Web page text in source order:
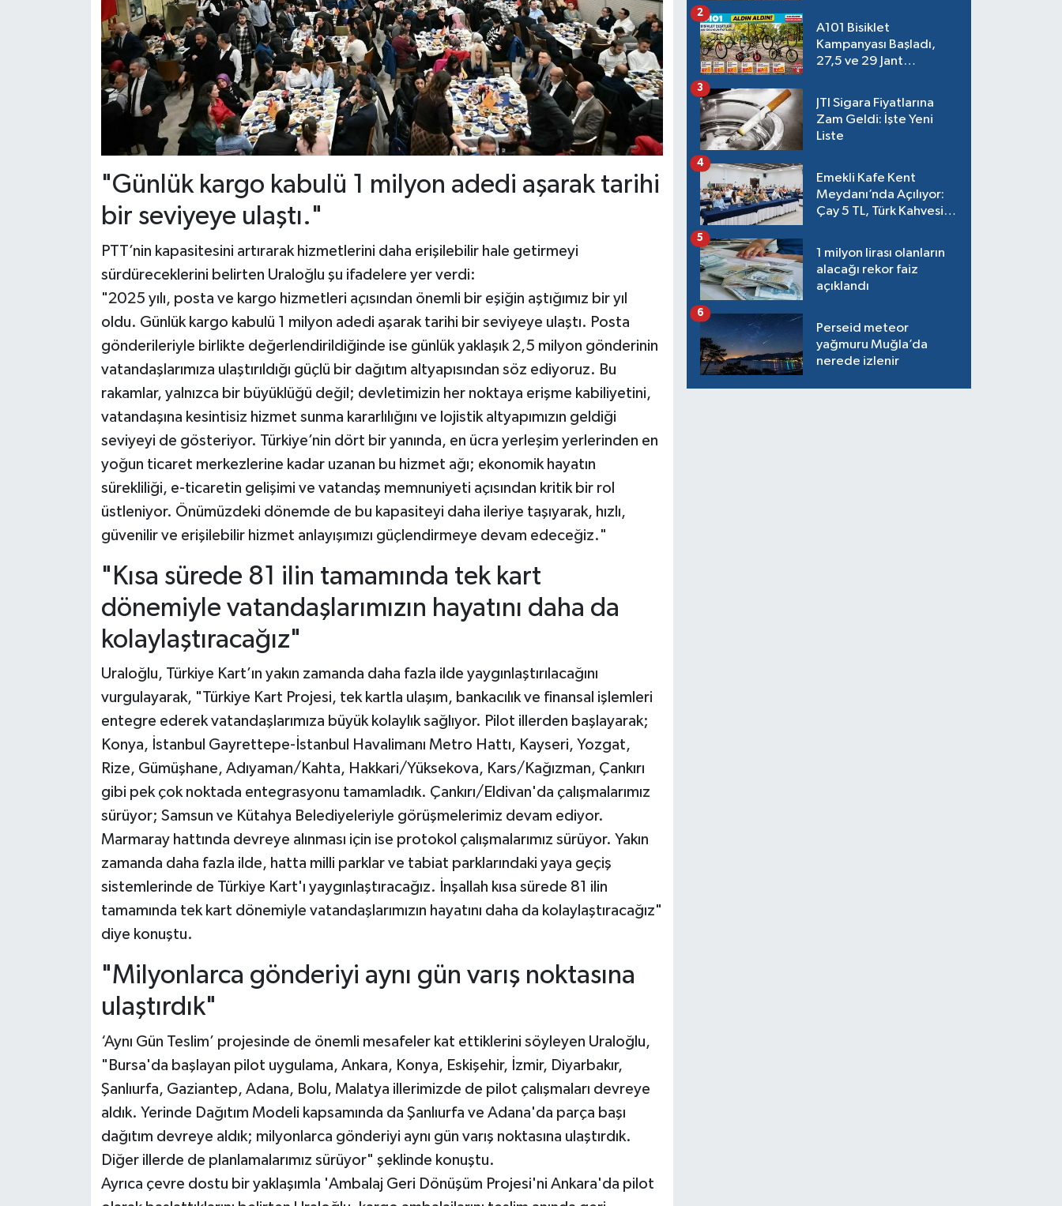
"Günlük kargo kabulü 1 milyon adedi aşarak tarihi
bir seviyeye ulaştı."
PTT’nin kapasitesini artırarak hizmetlerini daha erişilebilir hale getirmeyi
sürdüreceklerini belirten Uraloğlu şu ifadelere yer verdi:
"2025 yılı, posta ve kargo hizmetleri açısından önemli bir eşiğin aştığımız bir yıl
oldu. Günlük kargo kabulü 1 milyon adedi aşarak tarihi bir seviyeye ulaştı. Posta
gönderileriyle birlikte değerlendirildiğinde ise günlük yaklaşık 2,5 milyon gönderinin
vatandaşlarımıza ulaştırıldığı güçlü bir dağıtım altyapısından söz ediyoruz. Bu
rakamlar, yalnızca bir büyüklüğü değil; devletimizin her noktaya erişme kabiliyetini,
vatandaşına kesintisiz hizmet sunma kararlılığını ve lojistik altyapımızın geldiği
seviyeyi de gösteriyor. Türkiye’nin dört bir yanında, en ücra yerleşim yerlerinden en
yoğun ticaret merkezlerine kadar uzanan bu hizmet ağı; ekonomik hayatın
sürekliliği, e-ticaretin gelişimi ve vatandaş memnuniyeti açısından kritik bir rol
üstleniyor. Önümüzdeki dönemde de bu kapasiteyi daha ileriye taşıyarak, hızlı,
güvenilir ve erişilebilir hizmet anlayışımızı güçlendirmeye devam edeceğiz."
"Kısa sürede 81 ilin tamamında tek kart
dönemiyle vatandaşlarımızın hayatını daha da
kolaylaştıracağız"
Uraloğlu, Türkiye Kart’ın yakın zamanda daha fazla ilde yaygınlaştırılacağını
vurgulayarak, "Türkiye Kart Projesi, tek kartla ulaşım, bankacılık ve finansal işlemleri
entegre ederek vatandaşlarımıza büyük kolaylık sağlıyor. Pilot illerden başlayarak;
Konya, İstanbul Gayrettepe-İstanbul Havalimanı Metro Hattı, Kayseri, Yozgat,
Rize, Gümüşhane, Adıyaman/Kahta, Hakkari/Yüksekova, Kars/Kağızman, Çankırı
gibi pek çok noktada entegrasyonu tamamladık. Çankırı/Eldivan'da çalışmalarımız
sürüyor; Samsun ve Kütahya Belediyeleriyle görüşmelerimiz devam ediyor.
Marmaray hattında devreye alınması için ise protokol çalışmalarımız sürüyor. Yakın
zamanda daha fazla ilde, hatta milli parklar ve tabiat parklarındaki yaya geçiş
sistemlerinde de Türkiye Kart'ı yaygınlaştıracağız. İnşallah kısa sürede 81 ilin
tamamında tek kart dönemiyle vatandaşlarımızın hayatını daha da kolaylaştıracağız"
diye konuştu.
"Milyonlarca gönderiyi aynı gün varış noktasına
ulaştırdık"
‘Aynı Gün Teslim’ projesinde de önemli mesafeler kat ettiklerini söyleyen Uraloğlu,
"Bursa'da başlayan pilot uygulama, Ankara, Konya, Eskişehir, İzmir, Diyarbakır,
Şanlıurfa, Gaziantep, Adana, Bolu, Malatya illerimizde de pilot çalışmaları devreye
aldık. Yerinde Dağıtım Modeli kapsamında da Şanlıurfa ve Adana'da parça başı
dağıtım devreye aldık; milyonlarca gönderiyi aynı gün varış noktasına ulaştırdık.
Diğer illerde de planlamalarımız sürüyor" şeklinde konuştu.
Ayrıca çevre dostu bir yaklaşımla 'Ambalaj Geri Dönüşüm Projesi'ni Ankara'da pilot
A101 Bisiklet
Kampanyası Başladı,
27,5 ve 29 Jant
2
JTI Sigara Fiyatlarına
Zam Geldi: İşte Yeni
Liste
3
Emekli Kafe Kent
Meydanı’nda Açılıyor:
Çay 5 TL, Türk Kahvesi
4
1 milyon lirası olanların
alacağı rekor faiz
açıklandı
5
Perseid meteor
yağmuru Muğla’da
nerede izlenir
6